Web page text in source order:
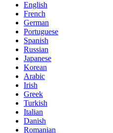
English
French
German
Portuguese
Spanish
Russian
Japanese
Korean
Arabic
Irish
Greek
Turkish
Italian
Danish
Romanian